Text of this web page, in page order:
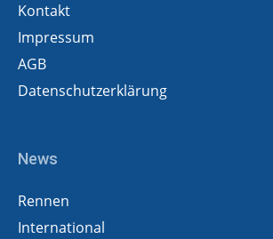
Kontakt
Impressum
AGB
Datenschutzerklärung
News
Rennen
International